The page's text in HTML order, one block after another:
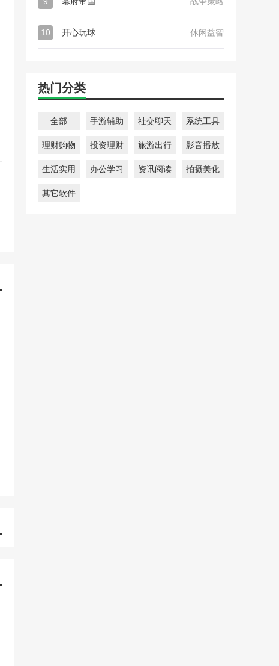
10 开心玩球 休闲益智
热门分类
全部 手游辅助 社交聊天 系统工具
理财购物 投资理财 旅游出行 影音播放
生活实用 办公学习 资讯阅读 拍摄美化
其它软件